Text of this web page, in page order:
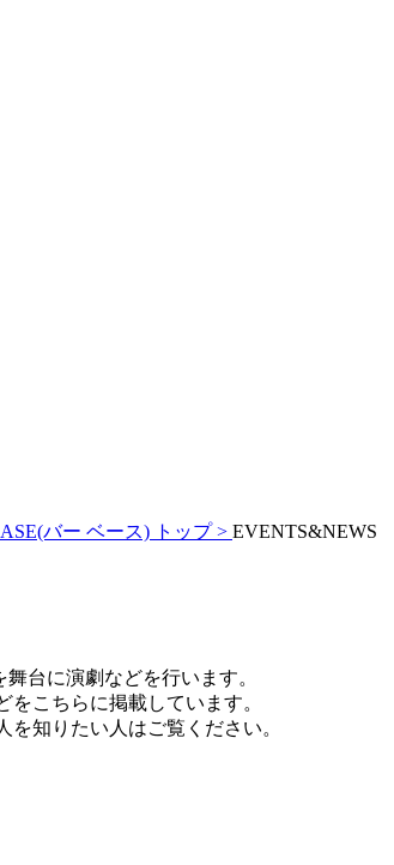
バー ベース) トップ > EVENTS&NEWS
台に演劇などを行います。
こちらに掲載しています。
知りたい人はご覧ください。